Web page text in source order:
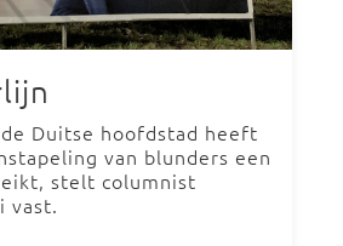
Duitse hoofdstad heeft
van blunders een
stelt columnist
vast.